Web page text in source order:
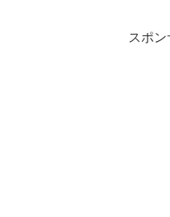
スポン